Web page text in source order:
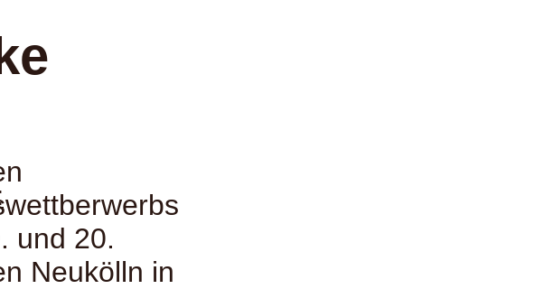
und 20.
Neukölln in